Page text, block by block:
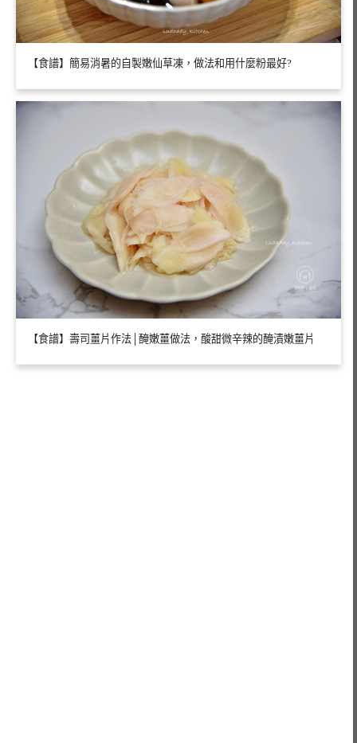
【食譜】簡易消暑的自製嫩仙草凍，做法和用什麼粉最好?
【食譜】壽司薑片作法│醃嫩薑做法，酸甜微辛辣的醃漬嫩薑片